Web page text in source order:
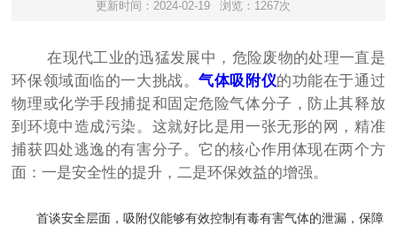
更新时间：2024-02-19 浏览：1267次
在现代工业的迅猛发展中，危险废物的处理一直是
环保领域面临的一大挑战。气体吸附仪的功能在于通过
物理或化学手段捕捉和固定危险气体分子，防止其释放
到环境中造成污染。这就好比是用一张无形的网，精准
捕获四处逃逸的有害分子。它的核心作用体现在两个方
面：一是安全性的提升，二是环保效益的增强。
首谈安全层面，吸附仪能够有效控制有毒有害气体的泄漏，保障